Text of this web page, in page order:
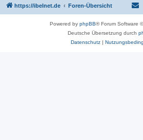
https://ibelnet.de Foren-Übersicht
Powered by phpBB® Forum Software
Deutsche Übersetzung durch
Datenschutz|